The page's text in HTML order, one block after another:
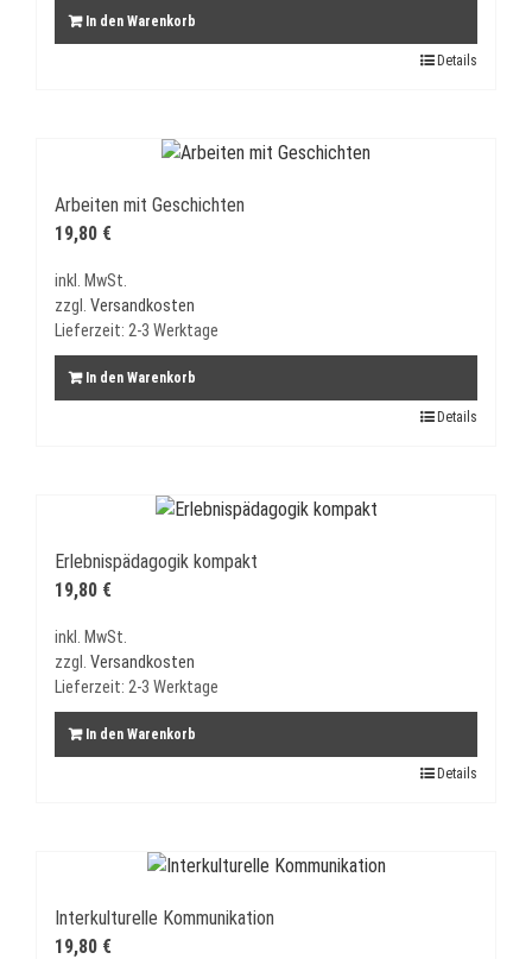
In den Warenkorb
Details
Arbeiten mit Geschichten
19,80 €
inkl. MwSt.
zzgl. Versandkosten
Lieferzeit: 2-3 Werktage
In den Warenkorb
Details
Erlebnispädagogik kompakt
19,80 €
inkl. MwSt.
zzgl. Versandkosten
Lieferzeit: 2-3 Werktage
In den Warenkorb
Details
Interkulturelle Kommunikation
19,80 €